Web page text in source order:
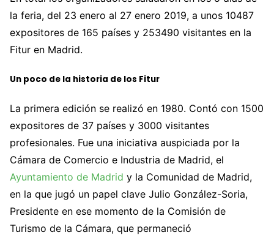
la feria, del 23 enero al 27 enero 2019, a unos 10487
expositores de 165 países y 253490 visitantes en la
Fitur en Madrid.
Un poco de la historia de los Fitur
La primera edición se realizó en 1980. Contó con 1500
expositores de 37 países y 3000 visitantes
profesionales. Fue una iniciativa auspiciada por la
Cámara de Comercio e Industria de Madrid, el
Ayuntamiento de Madrid y la Comunidad de Madrid,
en la que jugó un papel clave Julio González-Soria,
Presidente en ese momento de la Comisión de
Turismo de la Cámara, que permaneció